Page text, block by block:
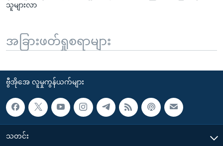
သူများလာ
အခြားဖတ်ရှုစရာများ
ဗွီအိုအေ လူမှုကွန်ယက်များ
သတင်း